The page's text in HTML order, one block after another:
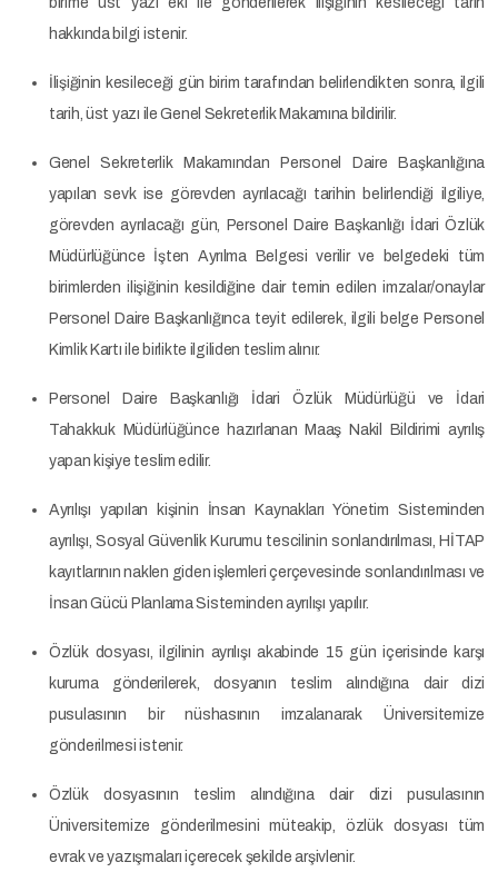
hakkında bilgi istenir.
İlişiğinin kesileceği gün birim tarafından belirlendikten sonra, ilgili
tarih, üst yazı ile Genel Sekreterlik Makamına bildirilir.
Genel Sekreterlik Makamından Personel Daire Başkanlığına
yapılan sevk ise görevden ayrılacağı tarihin belirlendiği ilgiliye,
görevden ayrılacağı gün, Personel Daire Başkanlığı İdari Özlük
Müdürlüğünce İşten Ayrılma Belgesi verilir ve belgedeki tüm
birimlerden ilişiğinin kesildiğine dair temin edilen imzalar/onaylar
Personel Daire Başkanlığınca teyit edilerek, ilgili belge Personel
Kimlik Kartı ile birlikte ilgiliden teslim alınır.
Personel Daire Başkanlığı İdari Özlük Müdürlüğü ve İdari
Tahakkuk Müdürlüğünce hazırlanan Maaş Nakil Bildirimi ayrılış
yapan kişiye teslim edilir.
Ayrılışı yapılan kişinin İnsan Kaynakları Yönetim Sisteminden
ayrılışı, Sosyal Güvenlik Kurumu tescilinin sonlandırılması, HİTAP
kayıtlarının naklen giden işlemleri çerçevesinde sonlandırılması ve
İnsan Gücü Planlama Sisteminden ayrılışı yapılır.
Özlük dosyası, ilgilinin ayrılışı akabinde 15 gün içerisinde karşı
kuruma gönderilerek, dosyanın teslim alındığına dair dizi
pusulasının bir nüshasının imzalanarak Üniversitemize
gönderilmesi istenir.
Özlük dosyasının teslim alındığına dair dizi pusulasının
Üniversitemize gönderilmesini müteakip, özlük dosyası tüm
evrak ve yazışmaları içerecek şekilde arşivlenir.